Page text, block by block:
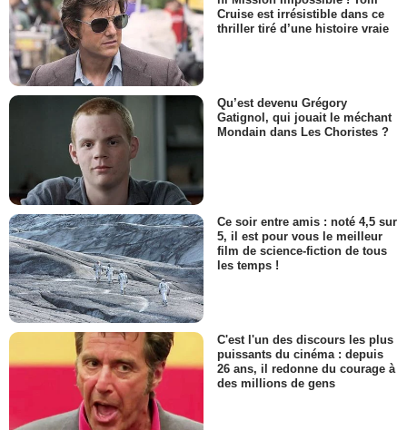
Cruise est irrésistible dans ce
thriller tiré d’une histoire vraie
Qu’est devenu Grégory
Gatignol, qui jouait le méchant
Mondain dans Les Choristes ?
Ce soir entre amis : noté 4,5 sur
5, il est pour vous le meilleur
film de science-fiction de tous
les temps !
C'est l'un des discours les plus
puissants du cinéma : depuis
26 ans, il redonne du courage à
des millions de gens